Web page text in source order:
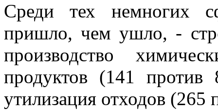
Среди тех немногих
пришло, чем ушло, -
производство
продуктов (141
утилизация отходов (265